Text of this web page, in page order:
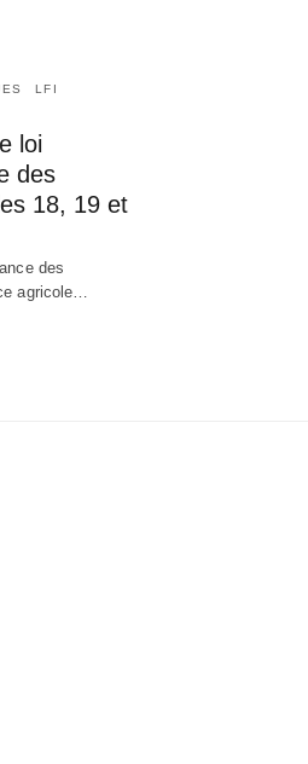
LFI
loi
des
18, 19 et
des
agricole…